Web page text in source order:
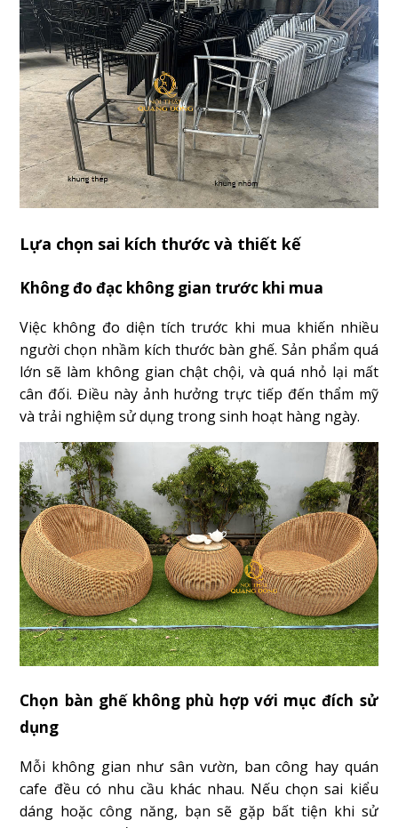
Lựa chọn sai kích thước và thiết kế
Không đo đạc không gian trước khi mua
Việc không đo diện tích trước khi mua khiến nhiều
người chọn nhầm kích thước bàn ghế. Sản phẩm quá
lớn sẽ làm không gian chật chội, và quá nhỏ lại mất
cân đối. Điều này ảnh hưởng trực tiếp đến thẩm mỹ
và trải nghiệm sử dụng trong sinh hoạt hàng ngày.
Chọn bàn ghế không phù hợp với mục đích sử
dụng
Mỗi không gian như sân vườn, ban công hay quán
cafe đều có nhu cầu khác nhau. Nếu chọn sai kiểu
dáng hoặc công năng, bạn sẽ gặp bất tiện khi sử